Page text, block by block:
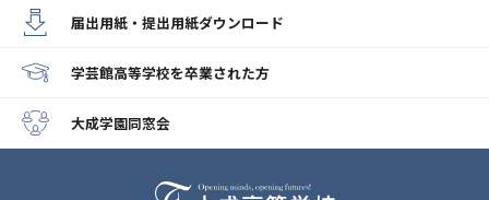
届出用紙・提出用紙ダウンロード
学芸館高等学校を卒業された方
大成学園同窓会